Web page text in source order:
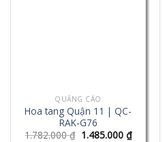
QUẢNG CÁO
Hoa tang Quận 11 | QC-
RAK-G76
1.782.000₫ 1.485.000 ₫